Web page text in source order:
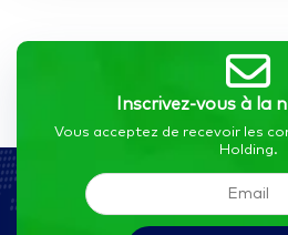
Inscrivez-vous à la
Vous acceptez de recevoir les
Holding.